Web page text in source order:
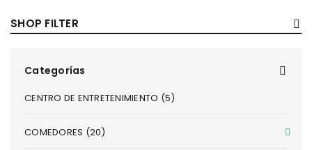
SHOP FILTER
Categorías
CENTRO DE ENTRETENIMIENTO (5)
COMEDORES (20)